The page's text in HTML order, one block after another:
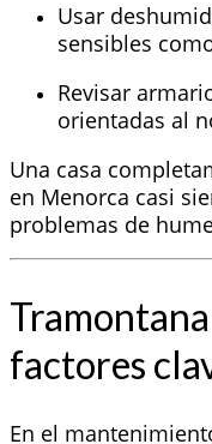
Usar
sensibles
Revisar
orientadas al
Una casa
en Menorca casi
problemas de
factores
En el